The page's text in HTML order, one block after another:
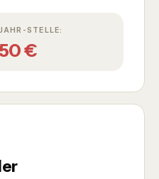
STELLE:
€